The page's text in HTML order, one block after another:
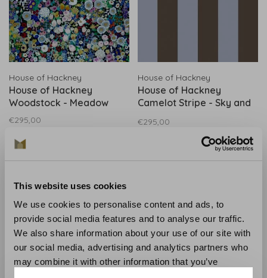
This website uses cookies
We use cookies to personalise content and ads, to
provide social media features and to analyse our traffic.
We also share information about your use of our site with
our social media, advertising and analytics partners who
may combine it with other information that you’ve
House of Hackney
House of Hackney
Woodstock - Meadow
€295,00
House of Hackney
House of Hackney
Camelot Stripe - Sky and
€295,00